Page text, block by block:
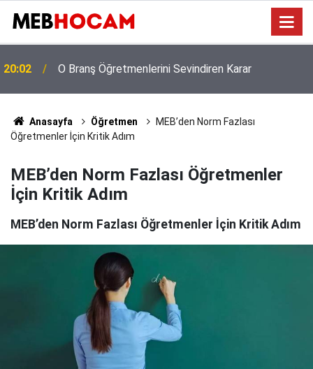
19:03
LGS Nakil Puanları İlk Yerleştirmeyi Aşabilir! İş İkinci
Kriterlere Kaldı
Anasayfa Öğretmen
MEB’den Norm Fazlası
Öğretmenler İçin Kritik Adım
MEB’den Norm Fazlası Öğretmenler
İçin Kritik Adım
MEB’den Norm Fazlası Öğretmenler İçin Kritik Adım